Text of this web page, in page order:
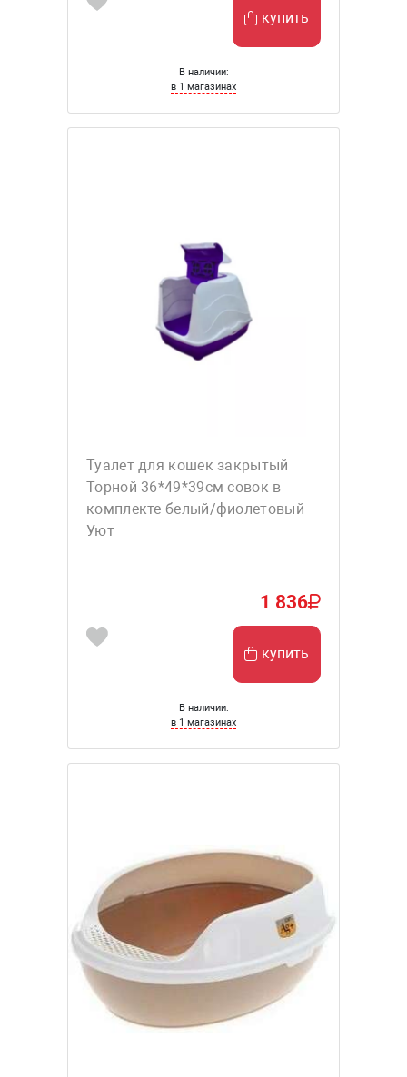
купить
В наличии:
в 1 магазинах
Туалет для кошек закрытый
Торной 36*49*39см совок в
комплекте белый/фиолетовый
Уют
1 836
купить
В наличии:
в 1 магазинах